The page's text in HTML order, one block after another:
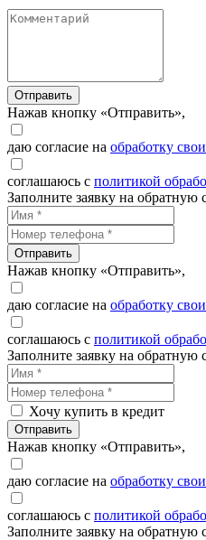
Отправить
Нажав кнопку «Отправить»,
даю согласие на обработку
соглашаюсь с политикой
Заполните заявку на обратную
Отправить
Нажав кнопку «Отправить»,
даю согласие на обработку
соглашаюсь с политикой
Заполните заявку на обратную
Хочу купить в кредит
Отправить
Нажав кнопку «Отправить»,
даю согласие на обработку
соглашаюсь с политикой
Заполните заявку на обратную